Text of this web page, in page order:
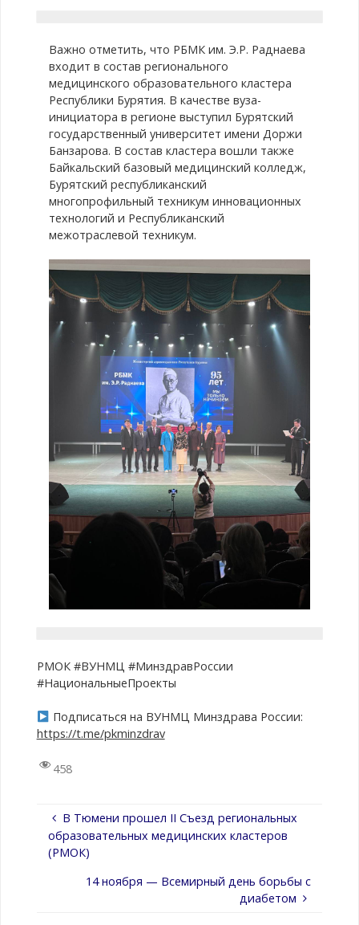
Важно отметить, что РБМК им. Э.Р. Раднаева
входит в состав регионального
медицинского образовательного кластера
Республики Бурятия. В качестве вуза-
инициатора в регионе выступил Бурятский
государственный университет имени Доржи
Банзарова. В состав кластера вошли также
Байкальский базовый медицинский колледж,
Бурятский республиканский
многопрофильный техникум инновационных
технологий и Республиканский
межотраслевой техникум.
РМОК #ВУНМЦ #МинздравРоссии
#НациональныеПроекты
Подписаться на ВУНМЦ Минздрава России:
https://t.me/pkminzdrav
458
В Тюмени прошел II Съезд региональных
образовательных медицинских кластеров
(РМОК)
14 ноября — Всемирный день борьбы с
диабетом